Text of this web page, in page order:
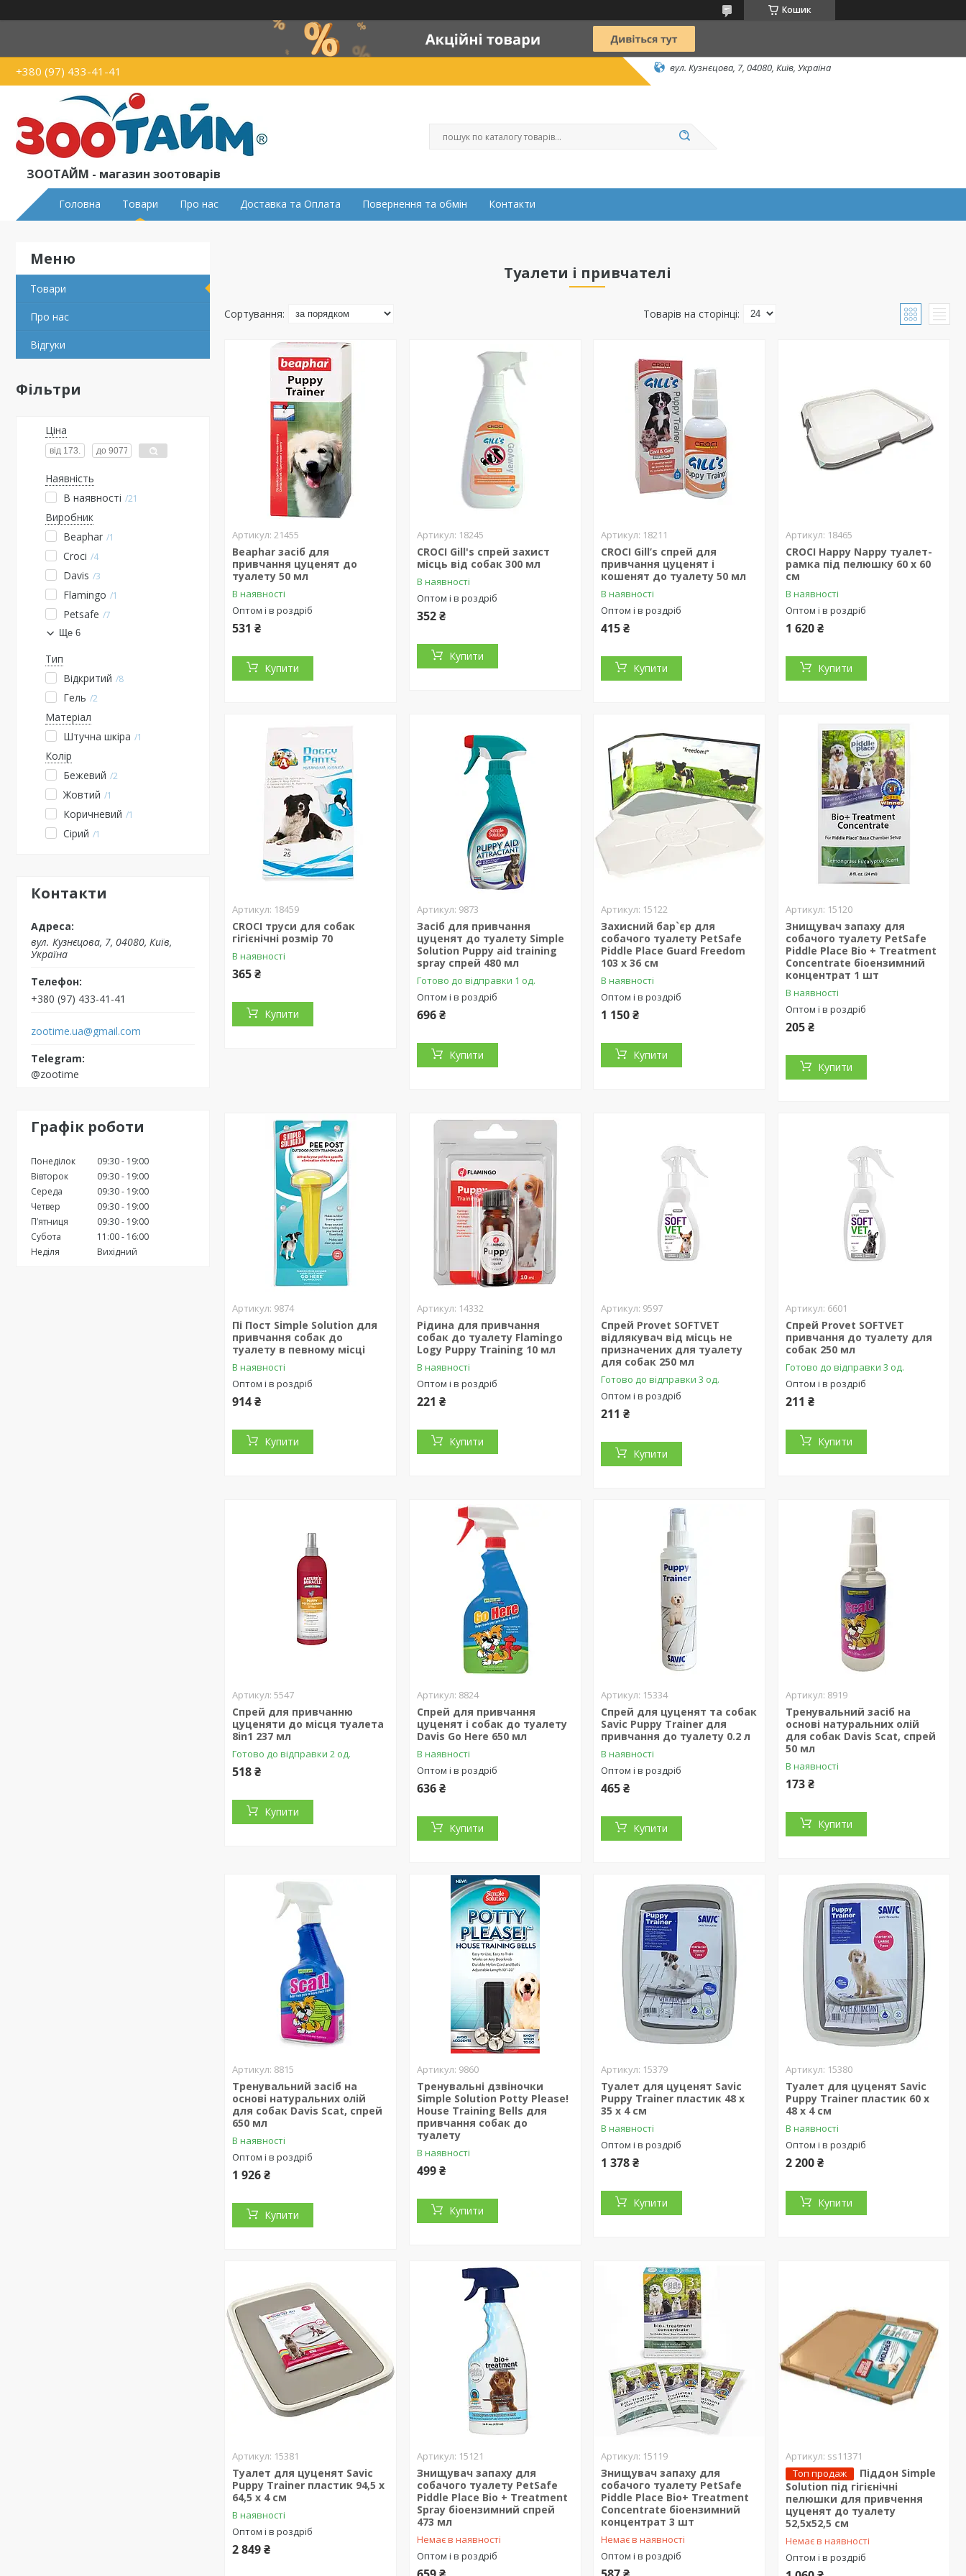
Кошик
+380 (97) 433-41-41 вул. Кузнєцова, 7, 04080, Київ, Україна
ЗООТАЙМ - магазин зоотоварів
Головна Товари Про нас Доставка та Оплата Повернення та обмін Контакти
Товари
Про нас
Відгуки
Фільтри
Ціна
Наявність
В наявності 21
Виробник
Beaphar 1
Croci 4
Davis 3
Flamingo 1
Petsafe 7
Ще 6
Тип
Відкритий
8
Гель 2
Матеріал
Штучна шкіра
1
Колір
Бежевий 2
Жовтий 1
Коричневий 1
Сірий 1
Контакти
вул. Кузнєцова, 7, 04080, Київ,
Україна
+380 (97) 433-41-41
zootime.ua@gmail.com
@zootime
Графік роботи
Понеділок 09:30
19:00
Вівторок
09:30
19:00
Середа
09:30
19:00
Четвер
09:30
19:00
Пʼятниця
09:30
19:00
Субота
11:00
16:00
Неділя
Вихідний
Туалети і привчателі
21455
Beaphar засіб для
привчання цуценят до
туалету 50 мл
В наявності
Оптом і в роздріб
531 ₴
Купити
18245
CROCI Gill's спрей захист
місць від собак 300 мл
В наявності
Оптом і в роздріб
352 ₴
Купити
18211
CROCI Gill’s спрей для
привчання цуценят і
кошенят до туалету 50 мл
В наявності
Оптом і в роздріб
415 ₴
Купити
18465
CROCI Happy Nappy туалет-
рамка під пелюшку 60 х 60
см
В наявності
Оптом і в роздріб
1 620 ₴
Купити
18459
CROCI труси для собак
гігієнічні розмір 70
В наявності
365 ₴
Купити
9873
Засіб для привчання
цуценят до туалету Simple
Solution Puppy aid training
spray спрей 480 мл
Готово до відправки 1 од.
Оптом і в роздріб
696 ₴
Купити
15122
Захисний бар`єр для
собачого туалету PetSafe
Piddle Place Guard Freedom
103 х 36 см
В наявності
Оптом і в роздріб
1 150 ₴
Купити
15120
Знищувач запаху для
собачого туалету PetSafe
Piddle Place Bio + Treatment
Concentrate біоензимний
концентрат 1 шт
В наявності
Оптом і в роздріб
205 ₴
Купити
9874
Пі Пост Simple Solution для
привчання собак до
туалету в певному місці
В наявності
Оптом і в роздріб
914 ₴
Купити
14332
Рідина для привчання
собак до туалету Flamingo
Logy Puppy Training 10 мл
В наявності
Оптом і в роздріб
221 ₴
Купити
9597
Спрей Provet SOFTVET
відлякувач від місць не
призначених для туалету
для собак 250 мл
Готово до відправки 3 од.
Оптом і в роздріб
211 ₴
Купити
6601
Спрей Provet SOFTVET
привчання до туалету для
собак 250 мл
Готово до відправки 3 од.
Оптом і в роздріб
211 ₴
Купити
5547
Спрей для привчанню
цуценяти до місця туалета
8in1 237 мл
Готово до відправки 2 од.
518 ₴
Купити
8824
Спрей для привчання
цуценят і собак до туалету
Davis Go Here 650 мл
В наявності
Оптом і в роздріб
636 ₴
Купити
15334
Спрей для цуценят та собак
Savic Puppy Trainer для
привчання до туалету 0.2 л
В наявності
Оптом і в роздріб
465 ₴
Купити
8919
Тренувальний засіб на
основі натуральних олій
для собак Davis Scat, спрей
50 мл
В наявності
173 ₴
Купити
8815
Тренувальний засіб на
основі натуральних олій
для собак Davis Scat, спрей
650 мл
В наявності
Оптом і в роздріб
1 926 ₴
Купити
9860
Тренувальні дзвіночки
Simple Solution Potty Please!
House Training Bells для
привчання собак до
туалету
В наявності
499 ₴
Купити
15379
Туалет для цуценят Savic
Puppy Trainer пластик 48 х
35 х 4 см
В наявності
Оптом і в роздріб
1 378 ₴
Купити
15380
Туалет для цуценят Savic
Puppy Trainer пластик 60 х
48 х 4 см
В наявності
Оптом і в роздріб
2 200 ₴
Купити
15381
Туалет для цуценят Savic
Puppy Trainer пластик 94,5 х
64,5 х 4 см
В наявності
Оптом і в роздріб
2 849 ₴
15121
Знищувач запаху для
собачого туалету PetSafe
Piddle Place Bio + Treatment
Spray біоензимний спрей
473 мл
Немає в наявності
Оптом і в роздріб
15119
Знищувач запаху для
собачого туалету PetSafe
Piddle Place Bio+ Treatment
Concentrate біоензимний
концентрат 3 шт
Немає в наявності
Оптом і в роздріб
ss11371
Топ продаж
Піддон Simple
Solution під гігієнічні
пелюшки для привчення
цуценят до туалету
52,5х52,5 см
Немає в наявності
Оптом і в роздріб